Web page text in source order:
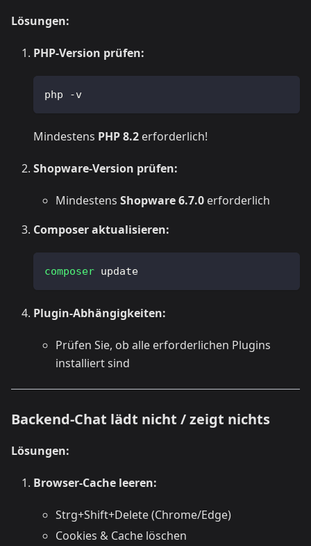
Lösungen:
PHP-Version prüfen:
php -v
Mindestens PHP 8.2 erforderlich!
Shopware-Version prüfen:
Mindestens Shopware 6.7.0 erforderlich
Composer aktualisieren:
composer update
Plugin-Abhängigkeiten:
Prüfen Sie, ob alle erforderlichen Plugins
installiert sind
Backend-Chat lädt nicht / zeigt nichts
Lösungen:
Browser-Cache leeren:
Strg+Shift+Delete (Chrome/Edge)
Cookies & Cache löschen